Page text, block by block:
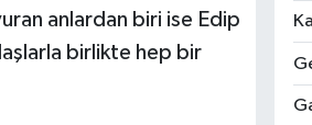
anlardan biri ise Edip
birlikte hep bir